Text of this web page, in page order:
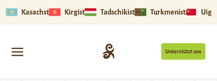
Kasachstan Kirgistan Tadschikistan Turkmenistan
Unterstützt uns